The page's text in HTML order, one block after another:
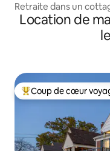
Retraite dans un
Location de
Coups de cœur
Coup de cœur